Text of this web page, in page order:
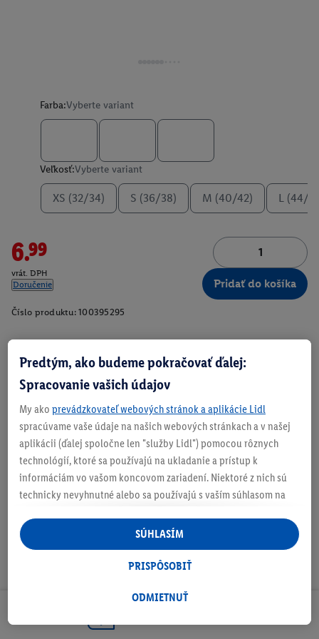
Farba:Vyberte variant
Veľkosť:Vyberte variant
XS (32/34) S (36/38) M (40/42) L (44/
6.99
vrát. DPH
Doručenie
Pridať do košíka
Číslo produktu: 100395295
Zistite svoju veľkosť
O produkte
Predtým, ako budeme pokračovať ďalej:
Spracovanie vašich údajov
My ako prevádzkovateľ webových stránok a aplikácie Lidl
spracúvame vaše údaje na našich webových stránkach a v našej
aplikácii (ďalej spoločne len "služby Lidl") pomocou rôznych
technológií, ktoré sa používajú na ukladanie a prístup k
informáciám vo vašom koncovom zariadení. Niektoré z nich sú
technicky nevyhnutné alebo sa používajú s vaším súhlasom na
personalizovanú reklamu v rámci služieb Lidl aj mimo nich. Ak
ste účastníkom programu Lidl Plus, na tieto účely sa spracúvajú
aj údaje z vášho nákupného správania v obchode.
následne si vytvoríte účet Lidl Plus alebo sa prihlásite do svojho
tiež vytvoriť špeciálny online identifikátor z e-mailovej adresy,
ODMIETNUŤ
PRISPÔSOBIŤ
SÚHLASÍM